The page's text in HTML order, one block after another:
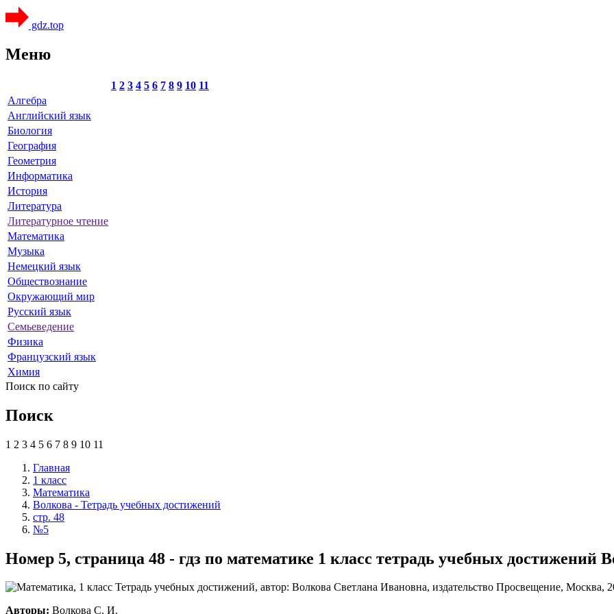
gdz.top
Меню
1 2 3 4 5 6 7 8 9 10 11
Алгебра
Английский язык
Биология
География
Геометрия
Информатика
История
Литература
Литературное чтение
Математика
Музыка
Немецкий язык
Обществознание
Окружающий мир
Русский язык
Семьеведение
Физика
Французский язык
Химия
Поиск по сайту
Поиск
1 2 3 4 5 6 7 8 9 10 11
Главная
1 класс
Математика
Волкова - Тетрадь учебных достижений
стр. 48
№5
Номер 5, страница 48 - гдз по математике 1 класс тетрадь учебных достижений
Авторы: Волкова С. И.